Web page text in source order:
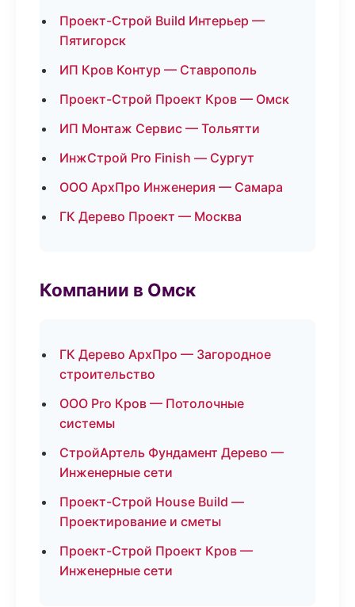
Проект-Строй Build Интерьер —
Пятигорск
ИП Кров Контур — Ставрополь
Проект-Строй Проект Кров — Омск
ИП Монтаж Сервис — Тольятти
ИнжСтрой Pro Finish — Сургут
ООО АрхПро Инженерия — Самара
ГК Дерево Проект — Москва
Компании в Омск
ГК Дерево АрхПро — Загородное
строительство
ООО Pro Кров — Потолочные
системы
СтройАртель Фундамент Дерево —
Инженерные сети
Проект-Строй House Build —
Проектирование и сметы
Проект-Строй Проект Кров —
Инженерные сети